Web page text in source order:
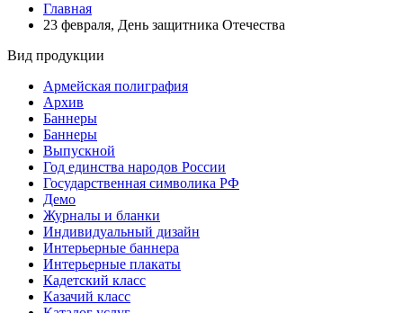
1 октября, Международный день
19 октября, День Отца
25 октября, День Таможенника
Российской Федерации
28 октября, День Бабушек и Дедушек
Хэллоуин
4 ноября, День народного единства
7 ноября, День проведения военного
парада на Красной площади
7 ноября, День Октябрьской
революции
Главная
23 февраля, День защитника Отечества
Вид продукции
Армейская полиграфия
Архив
Баннеры
Баннеры
Выпускной
Год единства народов России
Государственная символика РФ
Демо
Журналы и бланки
Индивидуальный дизайн
Интерьерные баннера
Интерьерные плакаты
Кадетский класс
Казачий класс